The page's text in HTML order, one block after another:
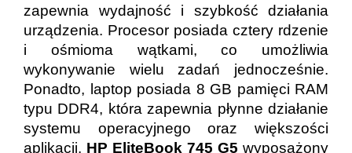
zapewnia wydajność i szybkość działania
urządzenia. Procesor posiada cztery rdzenie
i ośmioma wątkami, co umożliwia
wykonywanie wielu zadań jednocześnie.
Ponadto, laptop posiada 8 GB pamięci RAM
typu DDR4, która zapewnia płynne działanie
systemu operacyjnego oraz większości
aplikacji. HP EliteBook 745 G5 wyposażony